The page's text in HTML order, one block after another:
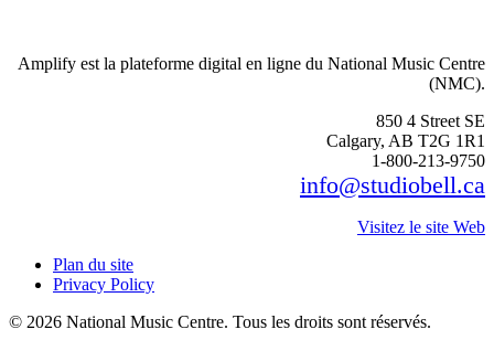
Amplify est la plateforme digital en ligne du National Music Centre
(NMC).
850 4 Street SE
Calgary, AB T2G 1R1
1-800-213-9750
info@studiobell.ca
Visitez le site Web
Plan du site
Privacy Policy
© 2026 National Music Centre. Tous les droits sont réservés.